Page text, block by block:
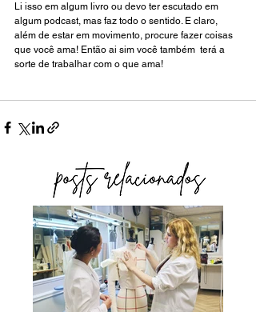
Li isso em algum livro ou devo ter escutado em
algum podcast, mas faz todo o sentido. E claro,
além de estar em movimento, procure fazer coisas
que você ama! Então ai sim você também  terá a
sorte de trabalhar com o que ama!